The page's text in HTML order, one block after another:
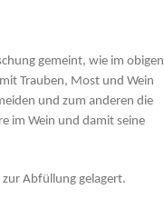
gemeint, wie im obigen
Trauben, Most und Wein
und zum anderen die
im Wein und damit seine
Abfüllung gelagert.